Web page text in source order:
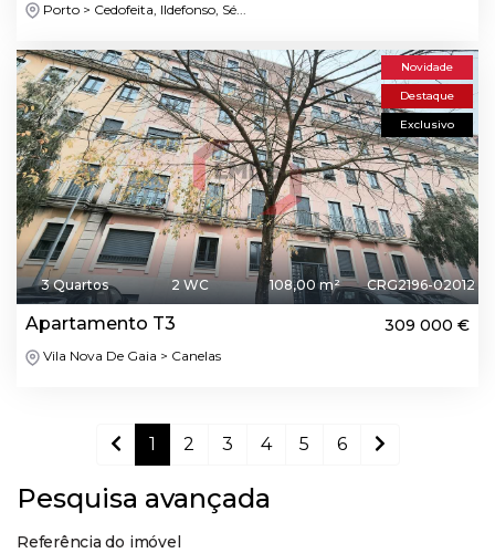
Porto > Cedofeita, Ildefonso, Sé...
Novidade
Destaque
Exclusivo
3 Quartos 2 WC 108,00 m² CRG2196-02012
Apartamento T3 309 000 €
Vila Nova De Gaia > Canelas
1 2 3 4 5 6
Pesquisa avançada
Referência do imóvel